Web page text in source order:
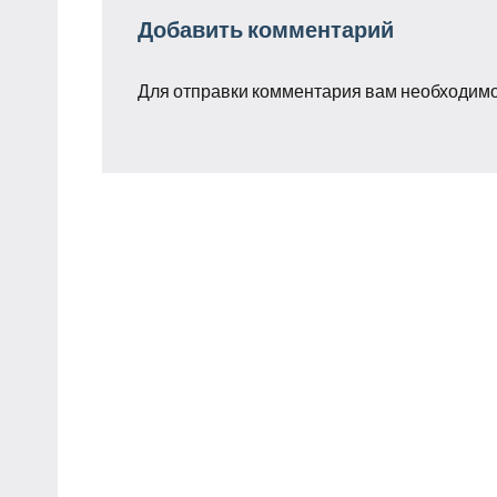
Добавить комментарий
Для отправки комментария вам